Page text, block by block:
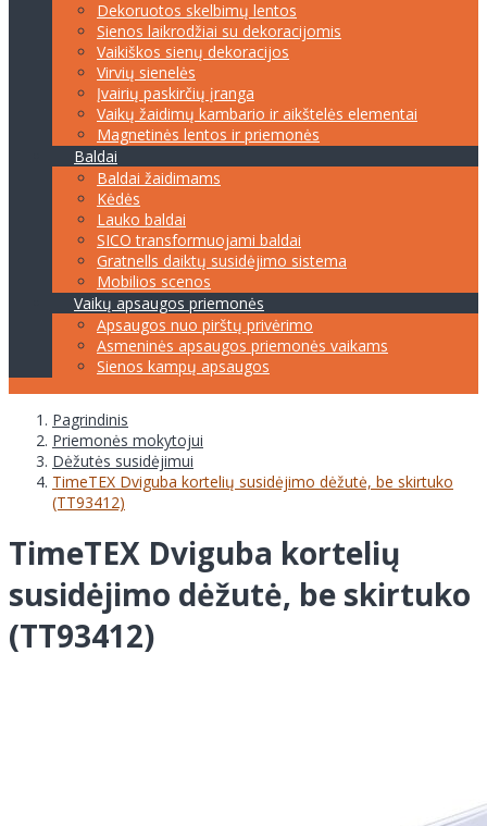
Dekoruotos skelbimų lentos
Sienos laikrodžiai su dekoracijomis
Vaikiškos sienų dekoracijos
Virvių sienelės
Įvairių paskirčių įranga
Vaikų žaidimų kambario ir aikštelės elementai
Magnetinės lentos ir priemonės
Baldai
Baldai žaidimams
Kėdės
Lauko baldai
SICO transformuojami baldai
Gratnells daiktų susidėjimo sistema
Mobilios scenos
Vaikų apsaugos priemonės
Apsaugos nuo pirštų privėrimo
Asmeninės apsaugos priemonės vaikams
Sienos kampų apsaugos
Pagrindinis
Priemonės mokytojui
Dėžutės susidėjimui
TimeTEX Dviguba kortelių susidėjimo dėžutė, be skirtuko
(TT93412)
TimeTEX Dviguba kortelių
susidėjimo dėžutė, be skirtuko
(TT93412)